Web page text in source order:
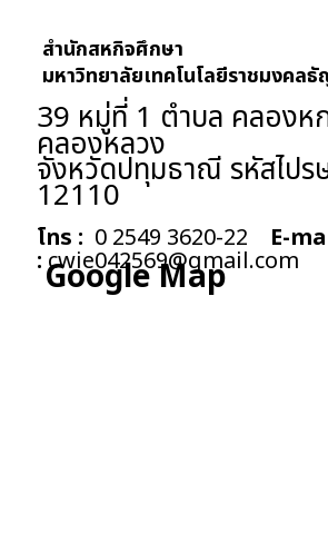
สำนักสหกิจศึกษา
มหาวิทยาลัยเทคโนโลยีราชมงคล
39 หมู่ที่ 1 ตำบล คลองห
คลองหลวง
จังหวัดปทุมธาณี รหัสไป
12110
โทร : 0 2549 3620-22 E-
:cwie042569@gmail.com
Google Map